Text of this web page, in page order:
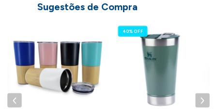
- Parede dupla com isolamento a vácuo;
- Design de manuseio fácil;
- Tampa transparente livre de bpa;
- Abridor de Garrafa acoplado na base do copo;
- Fundo Emborrachado reduz o ruído e o
deslizamento em superfícies planas evitando
Sugestões de Compra
40% OFF